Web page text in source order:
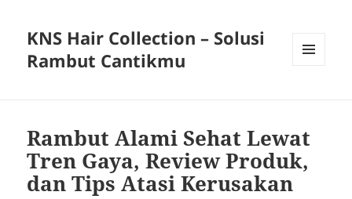
KNS Hair Collection – Solusi
Rambut Cantikmu
Rambut Alami Sehat Lewat
Tren Gaya, Review Produk,
dan Tips Atasi Kerusakan